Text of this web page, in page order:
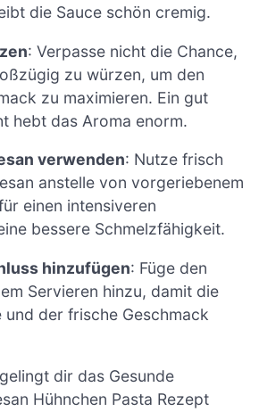
die Sauce schön cremig.
: Verpasse nicht die Chance,
zu würzen, um den
zu maximieren. Ein gut
hebt das Aroma enorm.
verwenden: Nutze frisch
anstelle von vorgeriebenem
einen intensiveren
bessere Schmelzfähigkeit.
hinzufügen: Füge den
Servieren hinzu, damit die
und der frische Geschmack
dir das Gesunde
Hühnchen Pasta Rezept